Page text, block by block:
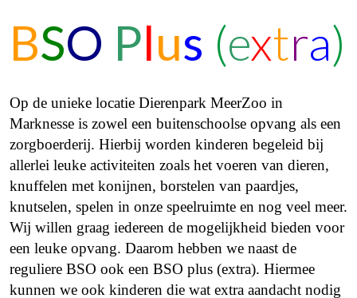
BSO Plus (extra)
Op de unieke locatie Dierenpark MeerZoo in
Marknesse is zowel een buitenschoolse opvang als een
zorgboerderij. Hierbij worden kinderen begeleid bij
allerlei leuke activiteiten zoals het voeren van dieren,
knuffelen met konijnen, borstelen van paardjes,
knutselen, spelen in onze speelruimte en nog veel meer.
Wij willen graag iedereen de mogelijkheid bieden voor
een leuke opvang. Daarom hebben we naast de
reguliere BSO ook een BSO plus (extra). Hiermee
kunnen we ook kinderen die wat extra aandacht nodig